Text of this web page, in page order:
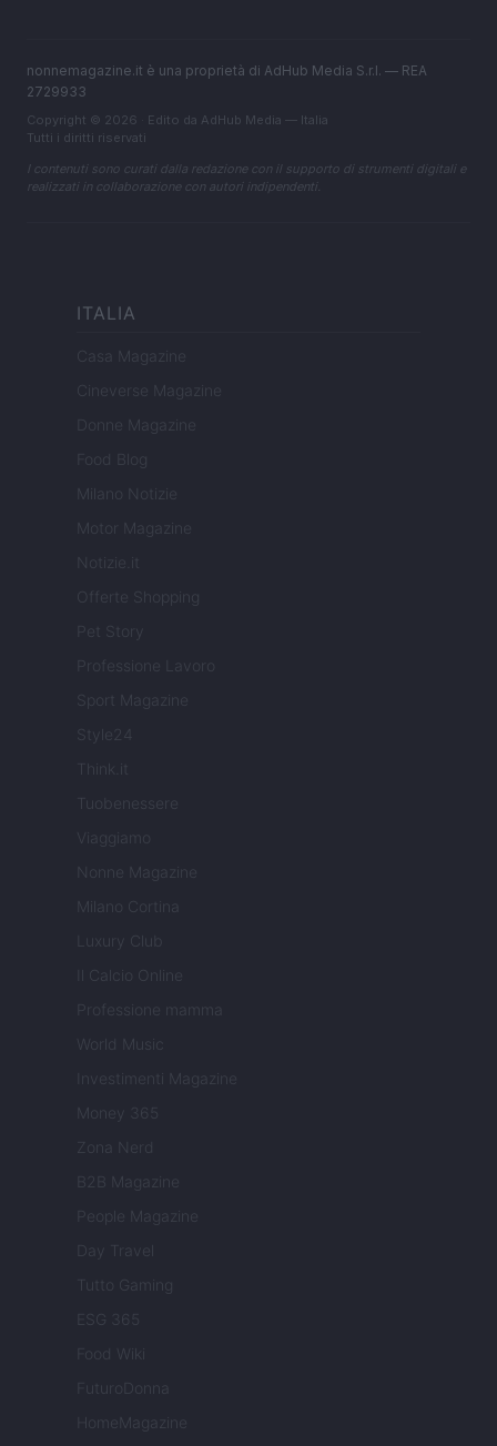
nonnemagazine.it è una proprietà di AdHub Media S.r.l. — REA
2729933
Copyright © 2026 · Edito da AdHub Media — Italia
Tutti i diritti riservati
I contenuti sono curati dalla redazione con il supporto di strumenti digitali e
realizzati in collaborazione con autori indipendenti.
ITALIA
Casa Magazine
Cineverse Magazine
Donne Magazine
Food Blog
Milano Notizie
Motor Magazine
Notizie.it
Offerte Shopping
Professione Lavoro
Sport Magazine
Style24
Think.it
Tuobenessere
Viaggiamo
Nonne Magazine
Milano Cortina
Luxury Club
Il Calcio Online
Professione mamma
World Music
Investimenti Magazine
Money 365
Zona Nerd
B2B Magazine
People Magazine
Day Travel
Tutto Gaming
ESG 365
Food Wiki
FuturoDonna
HomeMagazine